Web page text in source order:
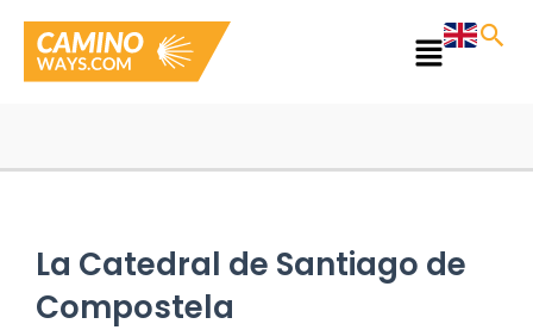
contenido
Main
La Catedral de Santiago de
Compostela